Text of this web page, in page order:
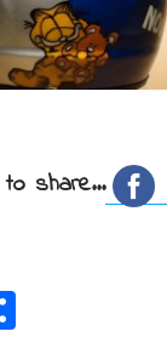
share...